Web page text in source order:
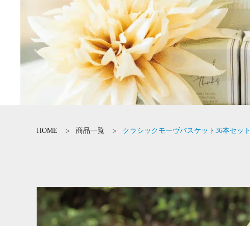
HOME 商品一覧 クラシックモーヴバスケット36本セット